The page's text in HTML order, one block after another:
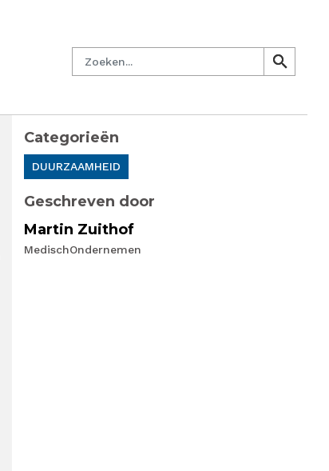
Zoeken
search
search
Categorieën
DUURZAAMHEID
Geschreven door
Martin Zuithof
MedischOndernemen